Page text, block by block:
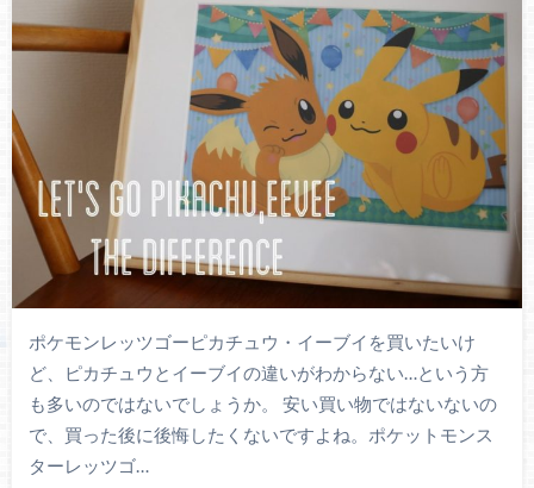
ポケモンレッツゴーピカチュウ・イーブイを買いたいけ
ど、ピカチュウとイーブイの違いがわからない…という方
も多いのではないでしょうか。 安い買い物ではないないの
で、買った後に後悔したくないですよね。ポケットモンス
ターレッツゴ…